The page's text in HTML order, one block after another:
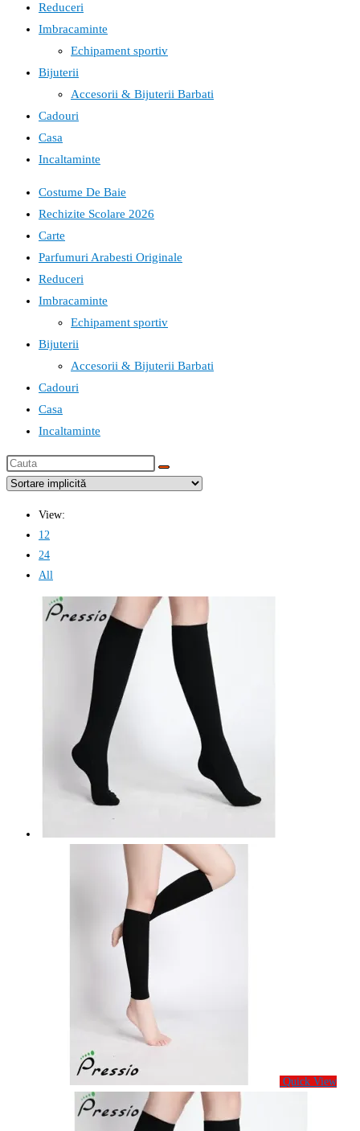
Reduceri
Imbracaminte
Echipament sportiv
Bijuterii
Accesorii & Bijuterii Barbati
Cadouri
Casa
Incaltaminte
Costume De Baie
Rechizite Scolare 2026
Carte
Parfumuri Arabesti Originale
Reduceri
Imbracaminte
Echipament sportiv
Bijuterii
Accesorii & Bijuterii Barbati
Cadouri
Casa
Incaltaminte
Cauta
this
View:
12
24
All
Quick View